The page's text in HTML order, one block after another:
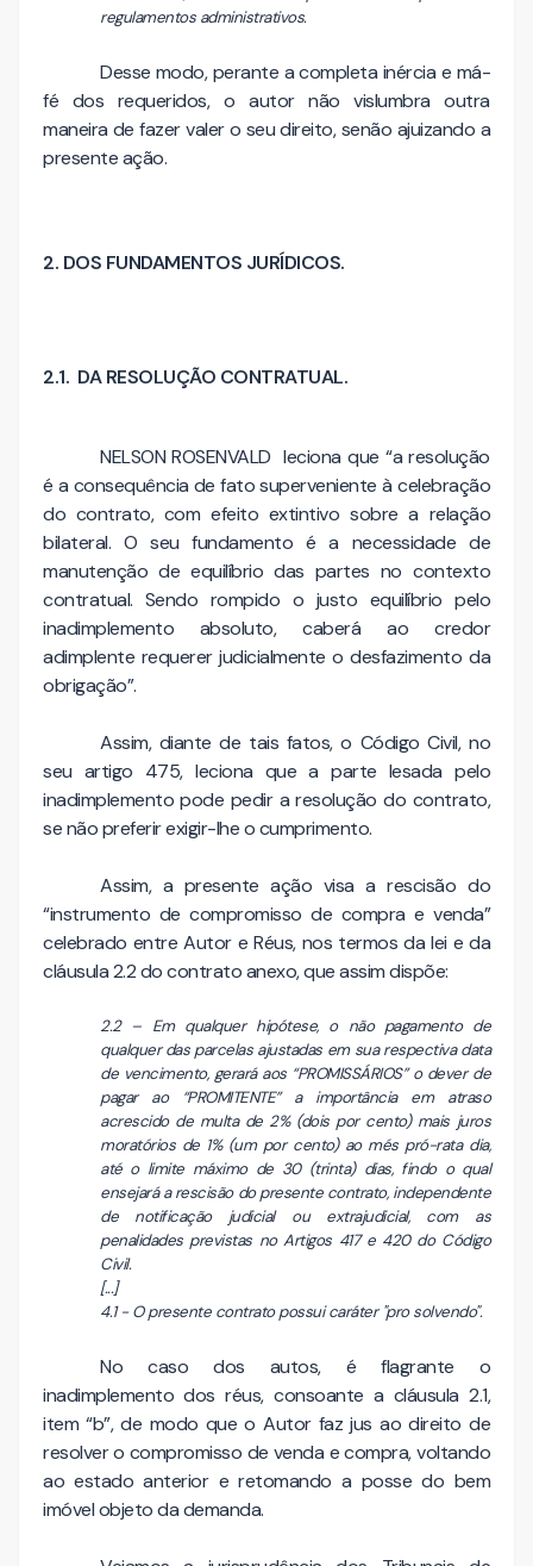
regulamentos administrativos.
Desse modo, perante a completa inércia e má-
fé dos requeridos, o autor não vislumbra outra
maneira de fazer valer o seu direito, senão ajuizando a
presente ação.
2. DOS FUNDAMENTOS JURÍDICOS.
2.1. DA RESOLUÇÃO CONTRATUAL.
NELSON ROSENVALD leciona que “a resolução
é a consequência de fato superveniente à celebração
do contrato, com efeito extintivo sobre a relação
bilateral. O seu fundamento é a necessidade de
manutenção de equilíbrio das partes no contexto
contratual. Sendo rompido o justo equilíbrio pelo
inadimplemento absoluto, caberá ao credor
adimplente requerer judicialmente o desfazimento da
obrigação”.
Assim, diante de tais fatos, o Código Civil, no
seu artigo 475, leciona que a parte lesada pelo
inadimplemento pode pedir a resolução do contrato,
se não preferir exigir-lhe o cumprimento.
Assim, a presente ação visa a rescisão do
“instrumento de compromisso de compra e venda”
celebrado entre Autor e Réus, nos termos da lei e da
cláusula 2.2 do contrato anexo, que assim dispõe:
2.2 – Em qualquer hipótese, o não pagamento de
qualquer das parcelas ajustadas em sua respectiva data
de vencimento, gerará aos “PROMISSÁRIOS” o dever de
pagar ao “PROMITENTE” a importância em atraso
acrescido de multa de 2% (dois por cento) mais juros
moratórios de 1% (um por cento) ao més pró-rata dia,
até o limite máximo de 30 (trinta) dias, findo o qual
ensejará a rescisão do presente contrato, independente
de notificação judicial ou extrajudicial, com as
penalidades previstas no Artigos 417 e 420 do Código
Civil.
[...]
4.1 - O presente contrato possui caráter "pro solvendo".
No caso dos autos, é flagrante o
inadimplemento dos réus, consoante a cláusula 2.1,
item “b”, de modo que o Autor faz jus ao direito de
resolver o compromisso de venda e compra, voltando
ao estado anterior e retomando a posse do bem
imóvel objeto da demanda.